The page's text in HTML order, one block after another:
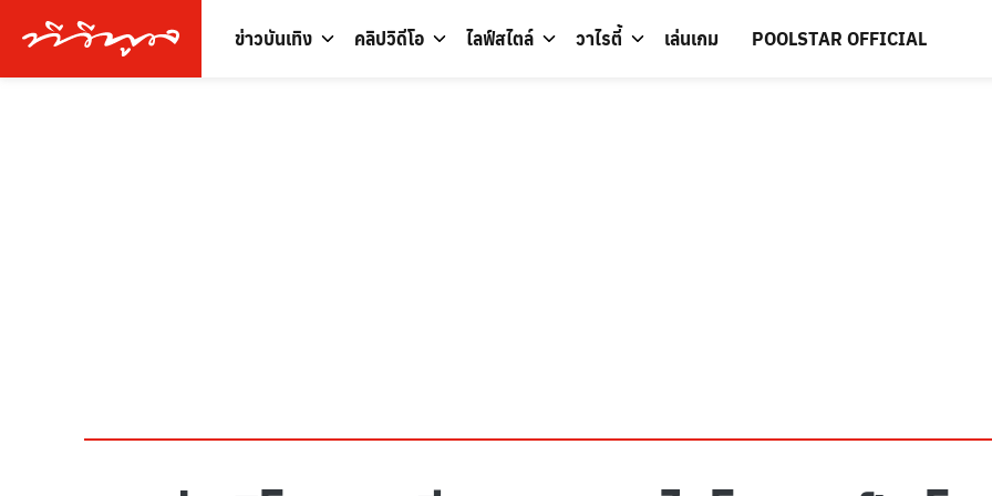
ข่าวบันเทิง คลิปวิดีโอ ไลฟ์สไตล์ วาไรตี้ เล่นเกม POOLSTAR OFFICIAL